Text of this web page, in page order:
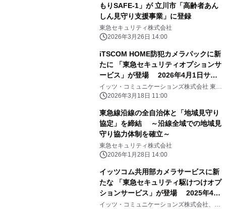
もりSAFE-1」が 立川市「高齢者あん
しん見守り支援事業」に登録
東急セキュリティ株式会社
2026年3月26日 14:00
iTSCOM HOME防犯カメラパックに新
たに 「東急セキュリティオプションサ
ービス」が登場 2026年4月1日サー
ビス提供開始
イッツ・コミュニケーションズ株式会社 東急
セキュリティ株式会社
2026年3月18日 11:00
東急線沿線の全自治体と「地域見守り
協定」を締結 ～沿線全域での地域見
守り協力体制を確立～
東急セキュリティ株式会社
2026年1月28日 14:00
イッツコム共用部カメラサービスに新
たな 「東急セキュリティ駆けつけオプ
ションサービス」が登場 2025年4月
1日サービス提供開始
イッツ・コミュニケーションズ株式会社、東